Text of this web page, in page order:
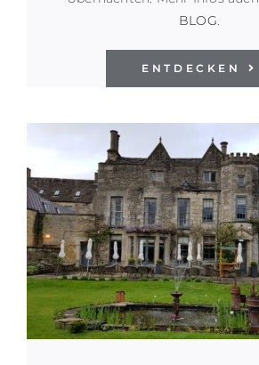
BLOG.
ENTDECKEN